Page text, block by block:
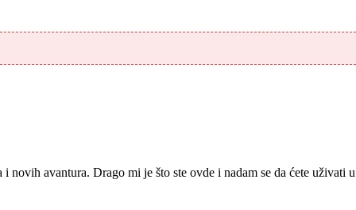
avantura. Drago mi je što ste ovde i nadam se da ćete